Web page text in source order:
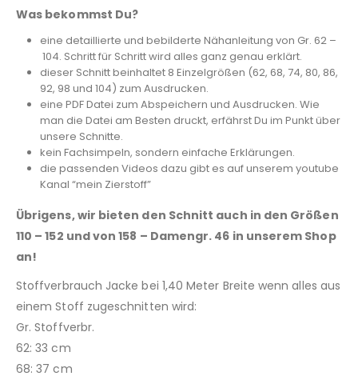
Was bekommst Du?
eine detaillierte und bebilderte Nähanleitung von Gr. 62 –
104. Schritt für Schritt wird alles ganz genau erklärt.
dieser Schnitt beinhaltet 8 Einzelgrößen (62, 68, 74, 80, 86,
92, 98 und 104) zum Ausdrucken.
eine PDF Datei zum Abspeichern und Ausdrucken. Wie
man die Datei am Besten druckt, erfährst Du im Punkt über
unsere Schnitte.
kein Fachsimpeln, sondern einfache Erklärungen.
die passenden Videos dazu gibt es auf unserem youtube
Kanal “mein Zierstoff”
Übrigens, wir bieten den Schnitt auch in den Größen
110 – 152 und von 158 – Damengr. 46 in unserem Shop
an!
Stoffverbrauch Jacke bei 1,40 Meter Breite wenn alles aus
einem Stoff zugeschnitten wird:
Gr. Stoffverbr.
62: 33 cm
68: 37 cm